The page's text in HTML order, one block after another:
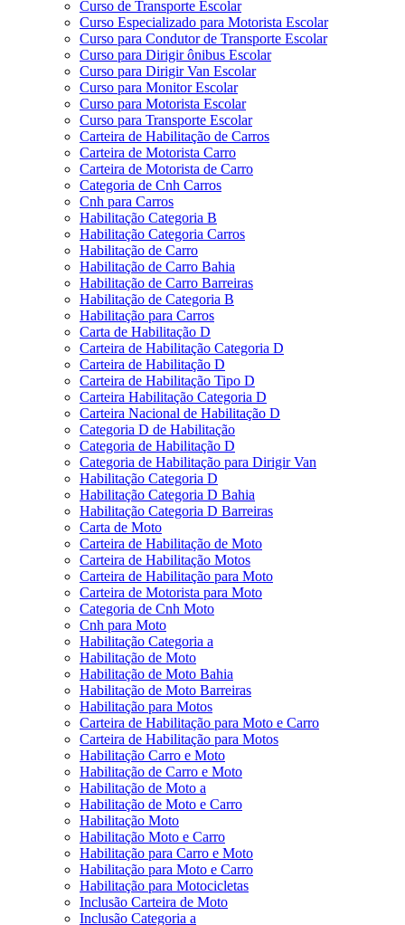
Curso de Transporte Escolar
Curso Especializado para Motorista Escolar
Curso para Condutor de Transporte Escolar
Curso para Dirigir ônibus Escolar
Curso para Dirigir Van Escolar
Curso para Monitor Escolar
Curso para Motorista Escolar
Curso para Transporte Escolar
Carteira de Habilitação de Carros
Carteira de Motorista Carro
Carteira de Motorista de Carro
Categoria de Cnh Carros
Cnh para Carros
Habilitação Categoria B
Habilitação Categoria Carros
Habilitação de Carro
Habilitação de Carro Bahia
Habilitação de Carro Barreiras
Habilitação de Categoria B
Habilitação para Carros
Carta de Habilitação D
Carteira de Habilitação Categoria D
Carteira de Habilitação D
Carteira de Habilitação Tipo D
Carteira Habilitação Categoria D
Carteira Nacional de Habilitação D
Categoria D de Habilitação
Categoria de Habilitação D
Categoria de Habilitação para Dirigir Van
Habilitação Categoria D
Habilitação Categoria D Bahia
Habilitação Categoria D Barreiras
Carta de Moto
Carteira de Habilitação de Moto
Carteira de Habilitação Motos
Carteira de Habilitação para Moto
Carteira de Motorista para Moto
Categoria de Cnh Moto
Cnh para Moto
Habilitação Categoria a
Habilitação de Moto
Habilitação de Moto Bahia
Habilitação de Moto Barreiras
Habilitação para Motos
Carteira de Habilitação para Moto e Carro
Carteira de Habilitação para Motos
Habilitação Carro e Moto
Habilitação de Carro e Moto
Habilitação de Moto a
Habilitação de Moto e Carro
Habilitação Moto
Habilitação Moto e Carro
Habilitação para Carro e Moto
Habilitação para Moto e Carro
Habilitação para Motocicletas
Inclusão Carteira de Moto
Inclusão Categoria a